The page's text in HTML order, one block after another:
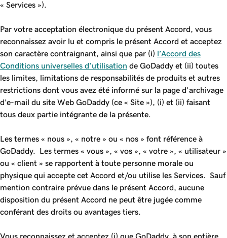
« Services »).
Par votre acceptation électronique du présent Accord, vous
reconnaissez avoir lu et compris le présent Accord et acceptez
son caractère contraignant, ainsi que par (i) l’Accord des
Conditions universelles d’utilisation de GoDaddy et (ii) toutes
les limites, limitations de responsabilités de produits et autres
restrictions dont vous avez été informé sur la page d’archivage
d’e-mail du site Web GoDaddy (ce « Site »), (i) et (ii) faisant
tous deux partie intégrante de la présente.
Les termes « nous », « notre » ou « nos » font référence à
GoDaddy. Les termes « vous », « vos », « votre », « utilisateur »
ou « client » se rapportent à toute personne morale ou
physique qui accepte cet Accord et/ou utilise les Services. Sauf
mention contraire prévue dans le présent Accord, aucune
disposition du présent Accord ne peut être jugée comme
conférant des droits ou avantages tiers.
Vous reconnaissez et acceptez (i) que GoDaddy, à son entière